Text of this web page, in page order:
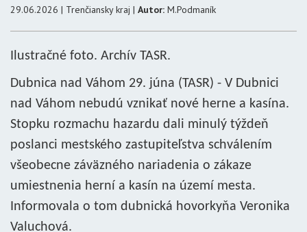
29.06.2026 | Trenčiansky kraj | Autor: M.Podmaník
Ilustračné foto. Archív TASR.
Dubnica nad Váhom 29. júna (TASR) - V Dubnici
nad Váhom nebudú vznikať nové herne a kasína.
Stopku rozmachu hazardu dali minulý týždeň
poslanci mestského zastupiteľstva schválením
všeobecne záväzného nariadenia o zákaze
umiestnenia herní a kasín na území mesta.
Informovala o tom dubnická hovorkyňa Veronika
Valuchová.